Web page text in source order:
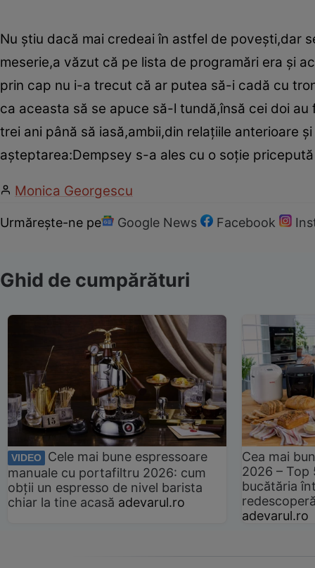
Nu ştiu dacă mai credeai în astfel de poveşti,dar
meserie,a văzut că pe lista de programări era şi
prin cap nu i-a trecut că ar putea să-i cadă cu
ca aceasta să se apuce să-l tundă,însă cei doi
trei ani până să iasă,ambii,din relaţiile anterioare
aşteptarea:Dempsey s-a ales cu o soţie
Monica Georgescu
Urmărește-ne pe Google News Facebook
Ghid de cumpărături
VIDEO
Cele mai bune espressoare
manuale cu portafiltru 2026: cum
obții un espresso de nivel barista
chiar la tine acasă adevarul.ro
Cea mai
2026 –
bucătăria
adevarul.ro